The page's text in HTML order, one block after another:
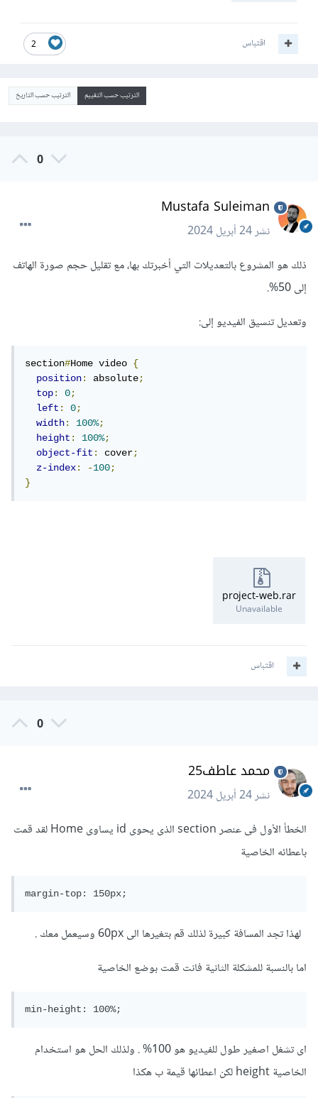
2 اقتباس
الترتيب حسب التقييم الترتيب حسب التاريخ
0
Mustafa Suleiman
نشر24 أبريل 2024
ذلك هو المشروع بالتعديلات التي أخبرتك بها، مع تقليل حجم صورة الهاتف
إلى 50%.
وتعديل تنسيق الفيديو إلى:
section#Home video {
position: absolute;
top: 0;
left: 0;
width: 100%;
height: 100%;
object-fit: cover;
z-index: -100;
}
project-web.rar
Unavailable
اقتباس
0
محمد عاطف25
نشر24 أبريل 2024
الخطأ الأول فى عنصر section الذى يحوى id يساوى Home لقد قمت
باعطائه الخاصية
margin-top: 150px;
لهذا تجد المسافة كبيرة لذلك قم بتغيرها الى 60px وسيعمل معك .
اما بالنسبة للمشكلة الثانية فانت قمت بوضع الخاصية
min-height: 100%;
اى تشغل اصغير طول للفيديو هو 100% . ولذلك الحل هو استخدام
الخاصية height لكن اعطائها قيمة ب هكذا